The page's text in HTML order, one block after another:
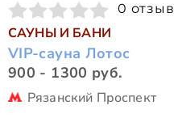
0
САУНЫ И БАНИ
VIP-сауна Лотос
900 - 1300 руб.
Рязанский Проспект